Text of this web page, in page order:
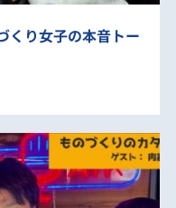
くり女子の本音トー